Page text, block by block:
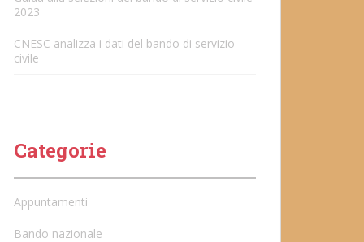
2023
CNESC analizza i dati del bando di servizio
civile
Categorie
Appuntamenti
Bando nazionale